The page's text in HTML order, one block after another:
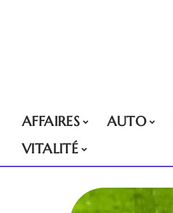
AFFAIRES AUTO
VITALITÉ